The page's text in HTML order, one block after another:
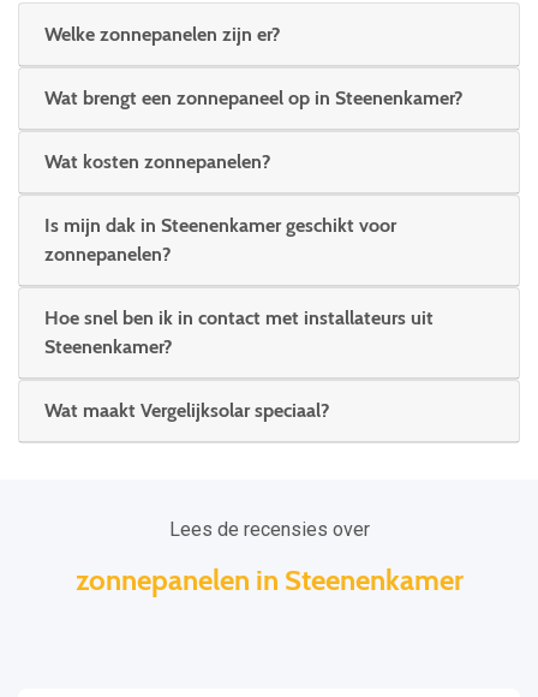
Welke zonnepanelen zijn er?
Wat brengt een zonnepaneel op in Steenenkamer?
Wat kosten zonnepanelen?
Is mijn dak in Steenenkamer geschikt voor
zonnepanelen?
Hoe snel ben ik in contact met installateurs uit
Steenenkamer?
Wat maakt Vergelijksolar speciaal?
Lees de recensies over
zonnepanelen in Steenenkamer